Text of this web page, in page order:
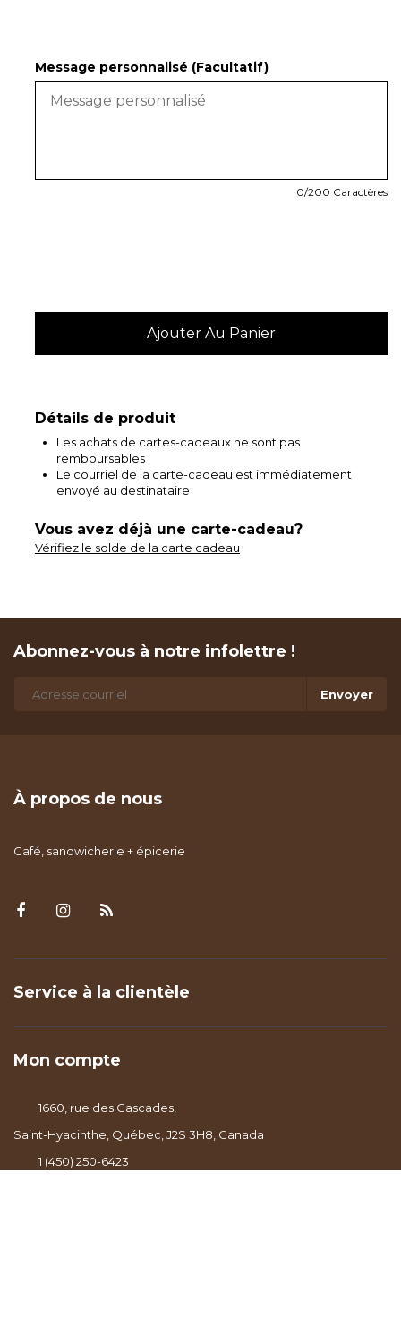
Message personnalisé (Facultatif)
0/200 Caractères
Détails de produit
Les achats de cartes-cadeaux ne sont pas
remboursables
Le courriel de la carte-cadeau est immédiatement
envoyé au destinataire
Vous avez déjà une carte-cadeau?
Vérifiez le solde de la carte cadeau
Abonnez-vous à notre infolettre !
Envoyer
À propos de nous
Café, sandwicherie + épicerie
Service à la clientèle
Mon compte
1660, rue des Cascades,
Saint-Hyacinthe, Québec, J2S 3H8, Canada
1 (450) 250-6423